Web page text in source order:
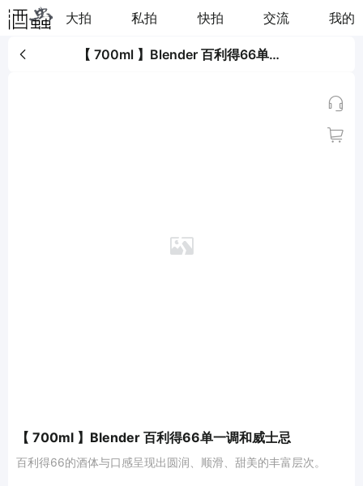
大拍 私拍 快拍 交流 我的
【 700ml 】Blender 百利得66单一调和威士忌
【 700ml 】Blender 百利得66单一调和威士忌
百利得66的酒体与口感呈现出圆润、顺滑、甜美的丰富层次。